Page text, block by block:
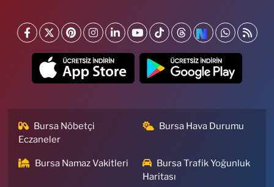
Bursa Nöbetçi
Eczaneler
Bursa Hava Durumu
Bursa Namaz Vakitleri
Bursa Trafik Yoğunluk
Haritası